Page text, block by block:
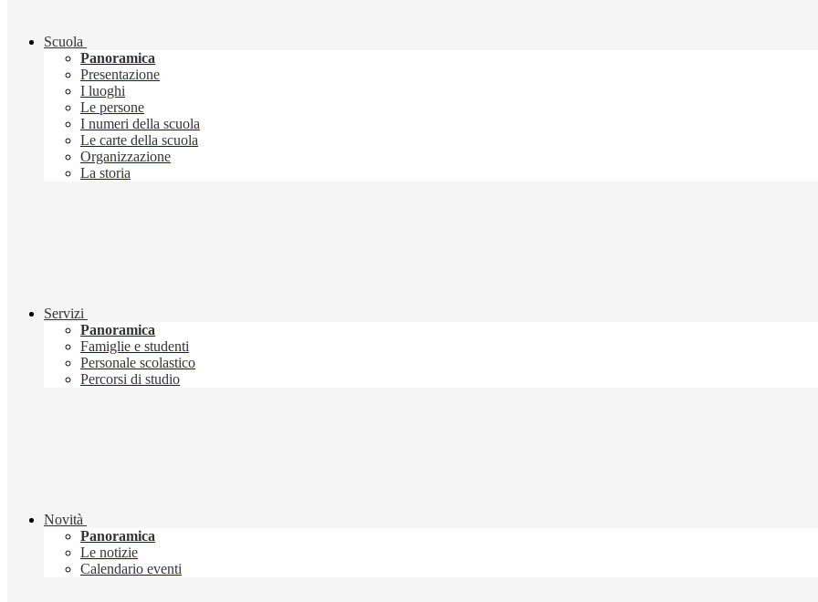
Scuola
Panoramica
Presentazione
I luoghi
Le persone
I numeri della scuola
Le carte della scuola
Organizzazione
La storia
Servizi
Panoramica
Famiglie e studenti
Personale scolastico
Percorsi di studio
Novità
Panoramica
Le notizie
Calendario eventi